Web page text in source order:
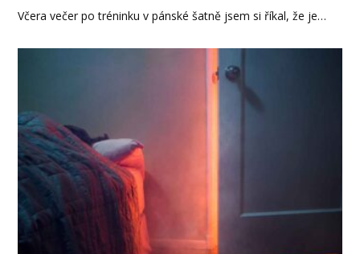
Včera večer po tréninku v pánské šatně jsem si říkal, že je…